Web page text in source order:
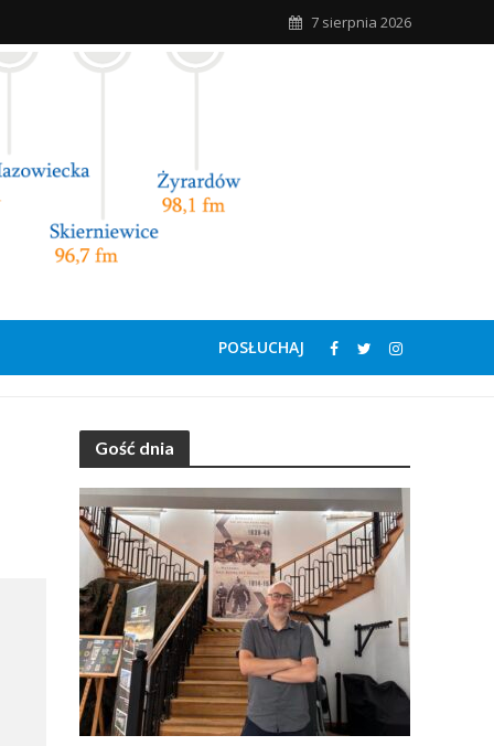
7 sierpnia 2026
POSŁUCHAJ
Gość dnia